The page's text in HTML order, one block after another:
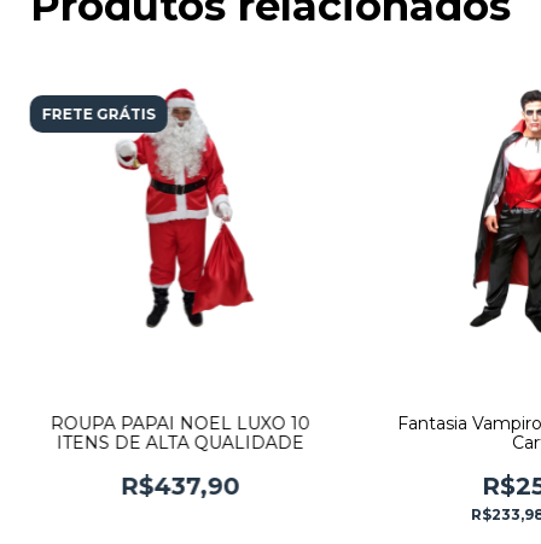
FRETE GRÁTIS
ROUPA PAPAI NOEL LUXO 10
ITENS DE ALTA QUALIDADE
R$437,90
Fantasia